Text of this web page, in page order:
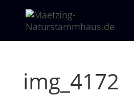
img_4172